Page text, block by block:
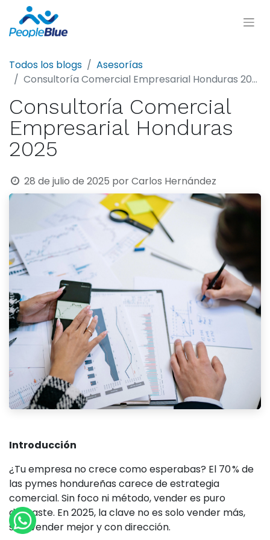
Todos los blogs
Asesorías
Consultoría Comercial Empresarial Honduras 2025
Consultoría Comercial
Empresarial Honduras
2025
28 de julio de 2025 porCarlos Hernández
Introducción
¿Tu empresa no crece como esperabas? El 70 % de
las pymes hondureñas carece de estrategia
comercial. Sin foco ni método, vender es puro
desgaste. En 2025, la clave no es solo vender más,
sino vender mejor y con dirección.